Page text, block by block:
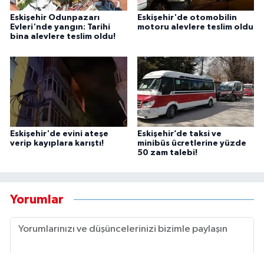
Eskişehir Odunpazarı
Evleri'nde yangın: Tarihi
bina alevlere teslim oldu!
Eskişehir'de otomobilin
motoru alevlere teslim oldu
Eskişehir'de evini ateşe
verip kayıplara karıştı!
Eskişehir’de taksi ve
minibüs ücretlerine yüzde
50 zam talebi!
Yorumlar